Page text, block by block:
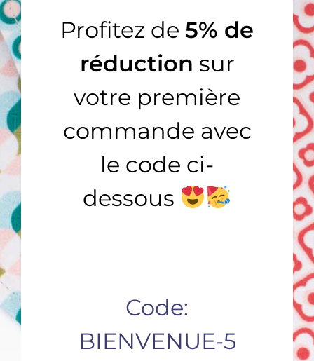
JE COMPLÈTE MA COLLECTION…
Le Chic – bleu
COLLECTION HOMME
/
Le Chic – rose
Profitez de 5% de
réduction sur
votre première
commande avec
le code ci-
dessous
Code:
BIENVENUE-5